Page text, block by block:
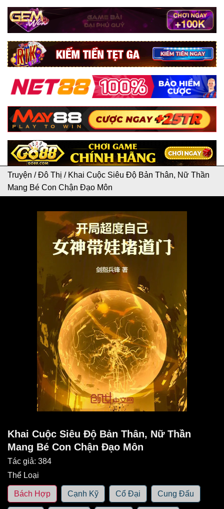
Truyện /Đô Thị / Khai Cuộc Siêu Độ Bản Thân, Nữ Thần
Mang Bé Con Chận Đạo Môn
Khai Cuộc Siêu Độ Bản Thân, Nữ Thần
Mang Bé Con Chận Đạo Môn
Tác giả: 384
Thể Loại
Bách Hợp Cạnh Kỹ Cổ Đại Cung Đấu